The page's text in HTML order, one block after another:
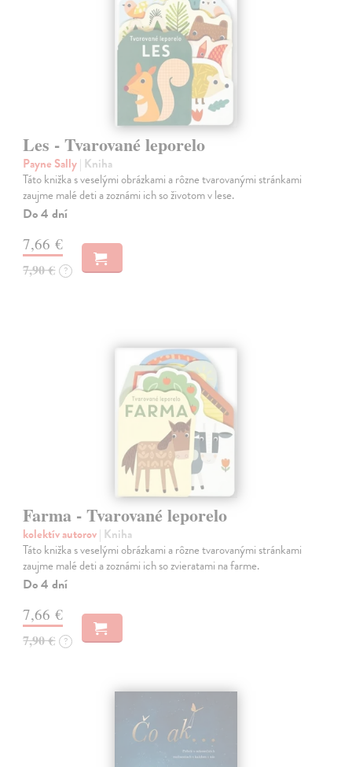
Les - Tvarované leporelo
Payne Sally| Kniha
Táto knižka s veselými obrázkami a rôzne tvarovanými stránkami
zaujme malé deti a zoznámi ich so životom v lese.
Do 4 dní
7,66 €
7,90 € ?
Farma - Tvarované leporelo
kolektív autorov| Kniha
Táto knižka s veselými obrázkami a rôzne tvarovanými stránkami
zaujme malé deti a zoznámi ich so zvieratami na farme.
Do 4 dní
7,66 €
7,90 € ?